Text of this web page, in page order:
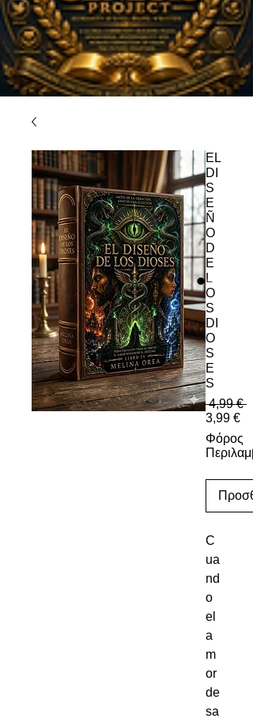
EL
DI
S
E
Ñ
O
D
E
L
O
S
DI
O
S
E
S
4,99 €
3,99 €
Φόρος
C
ua
nd
o
el
a
m
or
de
sa